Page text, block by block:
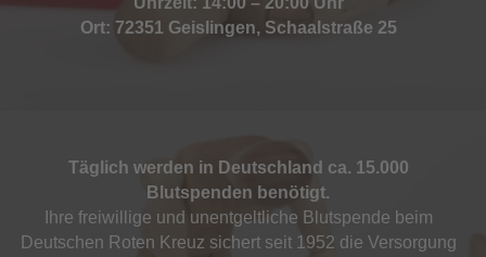
Ort: 72351 Geislingen, Schaalstraße 25
Täglich werden in Deutschland ca. 15.000
Blutspenden benötigt.
Ihre freiwillige und unentgeltliche Blutspende beim
Deutschen Roten Kreuz sichert seit 1952 die Versorgung